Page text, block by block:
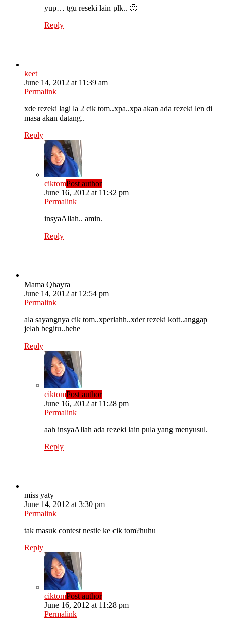
yup… tgu reseki lain plk.. 🙂
Reply
keet
June 14, 2012 at 11:39 am
Permalink
xde rezeki lagi la 2 cik tom..xpa..xpa akan ada rezeki len di
masa akan datang..
Reply
ciktomPost author
June 16, 2012 at 11:32 pm
Permalink
insyaAllah.. amin.
Reply
Mama Qhayra
June 14, 2012 at 12:54 pm
Permalink
ala sayangnya cik tom..xperlahh..xder rezeki kott..anggap
jelah begitu..hehe
Reply
ciktomPost author
June 16, 2012 at 11:28 pm
Permalink
aah insyaAllah ada rezeki lain pula yang menyusul.
Reply
miss yaty
June 14, 2012 at 3:30 pm
Permalink
tak masuk contest nestle ke cik tom?huhu
Reply
ciktomPost author
June 16, 2012 at 11:28 pm
Permalink